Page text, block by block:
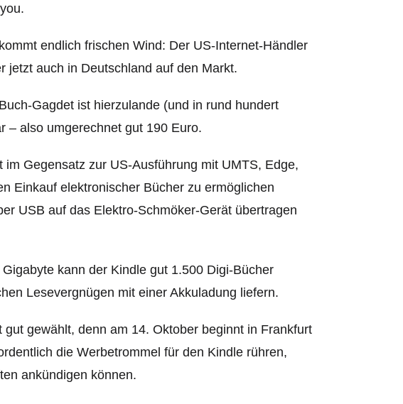
endlich frischen Wind: Der US-Internet-Händler
jetzt auch in Deutschland auf den Markt.
Gagdet ist hierzulande (und in rund hundert
– also umgerechnet gut 190 Euro.
Gegensatz zur US-Ausführung mit UMTS, Edge,
Einkauf elektronischer Bücher zu ermöglichen
USB auf das Elektro-Schmöker-Gerät übertragen
kann der Kindle gut 1.500 Digi-Bücher
Lesevergnügen mit einer Akkuladung liefern.
gewählt, denn am 14. Oktober beginnt in Frankfurt
die Werbetrommel für den Kindle rühren,
ankündigen können.